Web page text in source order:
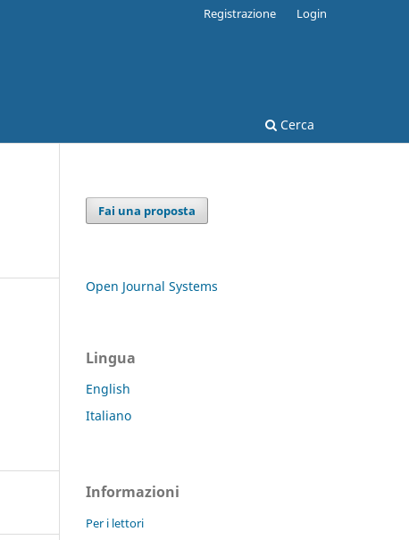
Cerca
Registrazione Login
Fai una proposta
Open Journal Systems
Lingua
English
Italiano
Informazioni
Per i lettori